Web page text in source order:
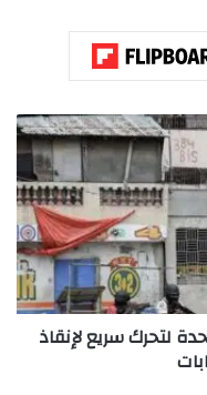
جمع وتحليل البيانات
الأرواح والممتلكات
لتحرك سريع لإنقاذ